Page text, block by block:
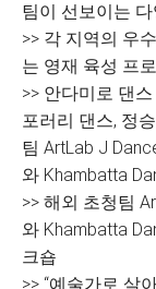
팀이 선보이는
>> 각 지역의 우
는 영재 육성 프
>> 안다미로 댄
포러리 댄스, 정
팀 ArtLab J
와 Khambatta
>> 해외 초청팀
와 Khambatta
크숍
>> “예술가로 살